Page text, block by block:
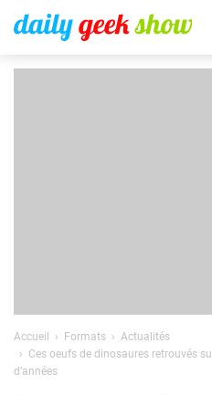
Accueil Formats
Actualités
Ces oeufs de dinosaures retrouvés
d’années